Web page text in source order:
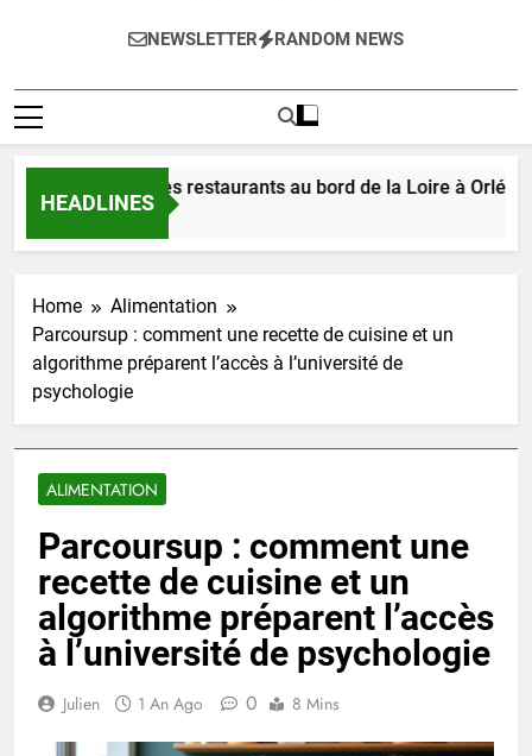
NEWSLETTER RANDOM NEWS
HEADLINES
les délices des restaurants au bord de la Loire à Orléans en
Home
Alimentation
Parcoursup : comment une recette de cuisine et un
algorithme préparent l’accès à l’université de
psychologie
ALIMENTATION
Parcoursup : comment une
recette de cuisine et un
algorithme préparent l’accès
à l’université de psychologie
Julien 1 An Ago 0 8 Mins